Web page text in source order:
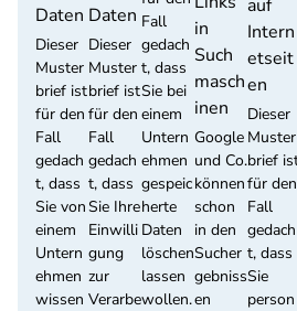
Daten
Dieser
Muster
brief ist
für den
Fall
gedach
t, dass
Sie von
einem
Untern
ehmen
wissen
Daten
Dieser
Muster
brief ist
für den
Fall
gedach
t, dass
Sie Ihre
Einwilli
gung
zur
Verarbe
Fall
gedach
t, dass
Sie bei
einem
Untern
ehmen
gespeic
herte
Daten
löschen
lassen
wollen.
in
Such
masch
inen
Google
und Co.
können
schon
in den
Sucher
gebniss
en
auf
Intern
etseit
en
Dieser
Muster
brief
für den
Fall
gedach
t, dass
Sie
person